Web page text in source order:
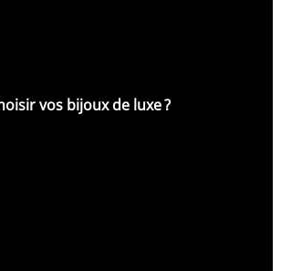
vos bijoux de luxe ?